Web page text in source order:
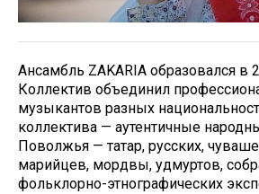
Ансамбль ZAKARIA образовался в
Коллектив объединил
музыкантов разных
коллектива — аутентичные
Поволжья — татар, русских,
марийцев, мордвы, удмуртов,
фольклорно-этнографических